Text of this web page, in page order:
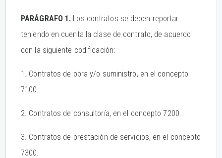
PARÁGRAFO 1. Los contratos se deben reportar
teniendo en cuenta la clase de contrato, de acuerdo
con la siguiente codificación:
1. Contratos de obra y/o suministro, en el concepto
7100.
2. Contratos de consultoría, en el concepto 7200.
3. Contratos de prestación de servicios, en el concepto
7300.